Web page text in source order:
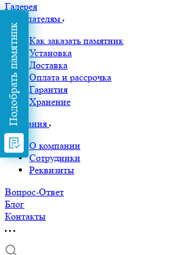
Подобрать памятник
Галерея
Покупателям
Как заказать памятник
Установка
Доставка
Оплата и рассрочка
Гарантия
Хранение
Компания
О компании
Сотрудники
Реквизиты
Вопрос-Ответ
Блог
Контакты